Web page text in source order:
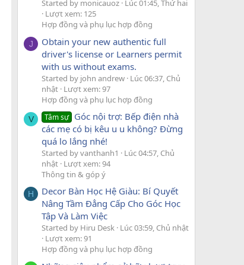
Started by monicauoz Lúc 01:45, Thứ hai
Lượt xem: 125
Hợp đồng và phụ lục hợp đồng
J
Obtain your new authentic full
driver's license or Learners permit
with us without exams.
Started by john andrew Lúc 06:37, Chủ
nhật Lượt xem: 97
Hợp đồng và phụ lục hợp đồng
V Tâm sự Góc nội trợ: Bếp điện nhà
các mẹ có bị kêu u u không? Đừng
quá lo lắng nhé!
Started by vanthanh1
Lúc 04:57, Chủ
nhật Lượt xem: 94
Thông tin & góp ý
H
Decor Bàn Học Hệ Giàu: Bí Quyết
Nâng Tầm Đẳng Cấp Cho Góc Học
Tập Và Làm Việc
Started by Hiru Desk Lúc 03:59, Chủ nhật
Lượt xem: 91
Hợp đồng và phụ lục hợp đồng